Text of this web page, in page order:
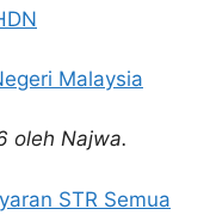
Malaysia
oleh Najwa.
STR Semua